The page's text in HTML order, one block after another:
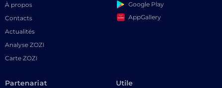
À propos
Contacts
Actualités
Analyse ZOZI
Carte ZOZI
Google Play
AppGallery
Partenariat Utile